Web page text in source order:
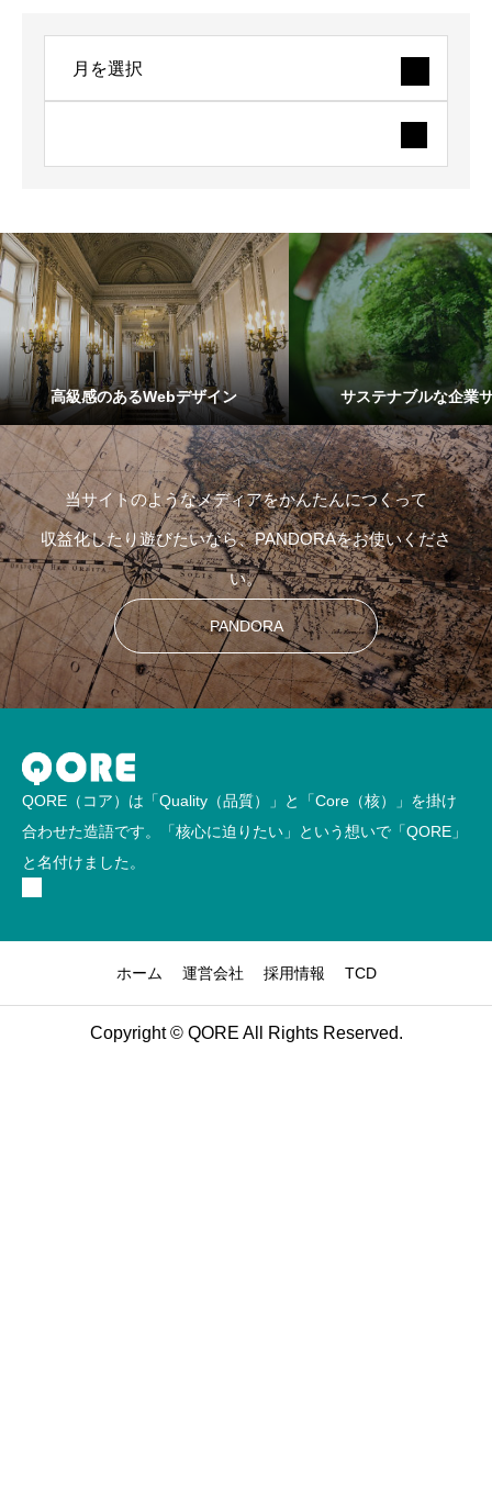
高級感のあるWebデザイン サステナブルな企業
当サイトのようなメディアをかんたんにつくって
収益化したり遊びたいなら、PANDORAをお使いくださ
い。
PANDORA
QORE（コア）は「Quality（品質）」と「Core（核）」を掛け
合わせた造語です。「核心に迫りたい」という想いで「QORE」
と名付けました。
ホーム 運営会社 採用情報 TCD
Copyright © QORE All Rights Reserved.